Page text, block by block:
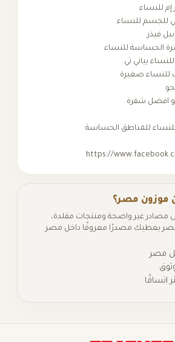
للنساء
للجسم للنساء
فيذر
الحساسة للنساء
بياني تي
للنساء صغيرة
افضل شفرة
للنساء للمناطق الحساسة
https://
موزون مصر؟
مصادر غير واضحة ومنتجات مقلدة،
يعطيك مصدرًا معروفًا داخل مصر
مصر
اتساقًا